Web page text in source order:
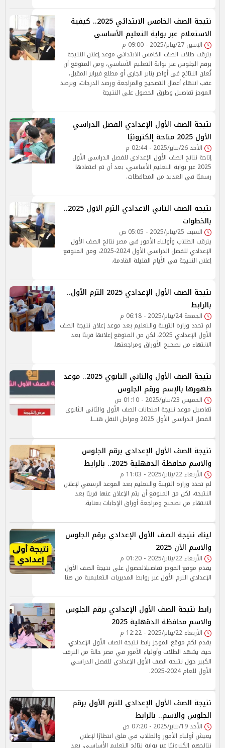
نتيجة الصف الخامس الابتدائي 2025.. كيفية
الاستعلام عبر بوابة التعليم الأساسي
الإثنين 27/يناير/2025 - 09:00 م
يترقب طلاب الصف الخامس الابتدائي موعد إعلان النتيجة
برقم الجلوس عبر بوابة التعليم الأساسي، ومن المتوقع أن
تُعلن النتائج في أواخر يناير الجاري أو مطلع فبراير المقبل،
عقب انتهاء أعمال التصحيح والمراجعة ورصد الدرجات، ويرصد
الموجز تفاصيل وطرق الحصول علي النتيجة
نتيجة الصف الأول الإعدادي الفصل الدراسي
الأول 2025 متاحة إلكترونيًا
الأحد 26/يناير/2025 - 02:44 م
إتاحة نتائج الصف الأول الإعدادي للفصل الدراسي الأول
2025 عبر بوابة التعليم الأساسي، بعد أن تم اعتمادها
رسميًا في العديد من المحافظات.
نتيجه الصف الثاني الاعدادي الترم الاول 2025..
بالخطوات
السبت 25/يناير/2025 - 05:05 ص
يترقب الطلاب وأولياء الأمور في مصر نتائج الصف الأول
الإعدادي للفصل الدراسي الأول 2024-2025، ومن المتوقع
إعلان النتيجة في الأيام القليلة القادمة.
نتيجة الصف الأول الإعدادي 2025 الترم الأول..
بالرابط
الجمعة 24/يناير/2025 - 06:18 م
لم تحدد وزارة التربية والتعليم بعد موعد إعلان نتيجة الصف
الأول الإعدادي 2025، لكن من المتوقع إعلانها قريبًا بعد
الانتهاء من تصحيح الأوراق ومراجعتها.
نتيجة الصف الأول والثاني الثانوي 2025.. موعد
ظهورها بالإسم ورقم الجلوس
الخميس 23/يناير/2025 - 01:10 ص
تفاصيل موعد نتيجة امتحانات الصف الأول والثاني الثانوي
الفصل الدراسي الأول 2025 ومراحل النقل هنــــا.
نتيجة الصف الأول الإعدادي برقم الجلوس
والاسم محافظة الدقهلية 2025.. بالرايط
الأربعاء 22/يناير/2025 - 11:03 م
لم تحدد وزارة التربية والتعليم بعد الموعد الرسمي لإعلان
النتيجة، لكن من المتوقع أن يتم الإعلان عنها قريبًا بعد
الانتهاء من تصحيح ومراجعة أوراق الإجابات بعناية.
لينك نتيجة الصف الأول الإعدادي برقم الجلوس
والاسم الآن 2025
الأربعاء 22/يناير/2025 - 01:20 م
يقدم موقع الموجز تفاصيلالحصول على نتيجة الصف الأول
الإعدادي الترم الأول عبر روابط المديريات التعليمية من هنا.
رابط نتيجة الصف الأول الإعدادي برقم الجلوس
والاسم محافظة الدقهلية 2025
الأربعاء 22/يناير/2025 - 12:22 م
يقدم لكم موقع الموجز رابط نتيجة الصف الأول الإعدادي،
حيث يشهد الطلاب وأولياء الأمور في مصر حالة من الترقب
الكبير حول نتيجة الصف الأول الإعدادي للفصل الدراسي
الأول للعام 2024-2025.
نتيجة الصف الأول الإعدادي للترم الأول برقم
الجلوس والاسم.. بالرابط
الأحد 19/يناير/2025 - 07:20 ص
يعيش أولياء الأمور والطلاب في قلق انتظارًا لإعلان
نتائجهم إلكترونيًا عبر بوابة نتائج التعليم الأساسي، بعد